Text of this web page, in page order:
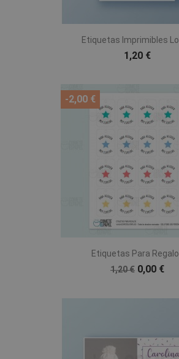
Etiquetas Imprimibles
1,20 €
Etiquetas Para
1,20 € 0,00 €
-2,00 €